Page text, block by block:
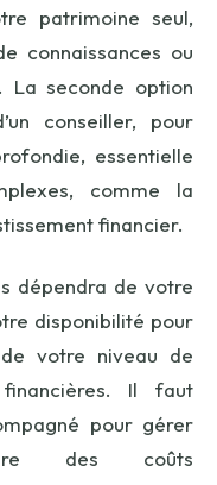
patrimoine seul,
connaissances ou
seconde option
conseiller, pour
essentielle
comme la
financier.
dépendra de votre
disponibilité pour
votre niveau de
Il faut
pour gérer
des coûts